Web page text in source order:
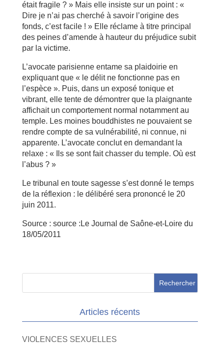
était fragile ? » Mais elle insiste sur un point : «
Dire je n’ai pas cherché à savoir l’origine des
fonds, c’est facile ! » Elle réclame à titre principal
des peines d’amende à hauteur du préjudice subit
par la victime.
L’avocate parisienne entame sa plaidoirie en
expliquant que « le délit ne fonctionne pas en
l’espèce ». Puis, dans un exposé tonique et
vibrant, elle tente de démontrer que la plaignante
affichait un comportement normal notamment au
temple. Les moines bouddhistes ne pouvaient se
rendre compte de sa vulnérabilité, ni connue, ni
apparente. L’avocate conclut en demandant la
relaxe : « Ils se sont fait chasser du temple. Où est
l’abus ? »
Le tribunal en toute sagesse s’est donné le temps
de la réflexion : le délibéré sera prononcé le 20
juin 2011.
Source : source :Le Journal de Saône-et-Loire du
18/05/2011
Articles récents
VIOLENCES SEXUELLES